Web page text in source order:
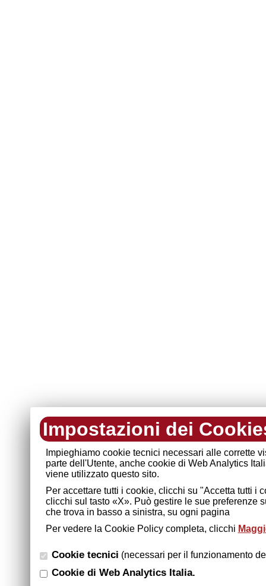
Impostazioni dei
Impieghiamo cookie tecnici necessari alle corrette
parte dell'Utente, anche cookie di Web Analytics
viene utilizzato questo sito.
Per accettare tutti i cookie, clicchi su "Accetta tutti
clicchi sul tasto «X». Può gestire le sue preferenze
che trova in basso a sinistra, su ogni pagina
Per vedere la Cookie Policy completa, clicchi
Cookie tecnici (necessari per il funzionamento
Cookie di Web Analytics Italia.